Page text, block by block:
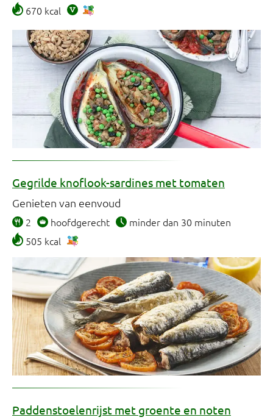
670 kcal
Gegrilde knoflook-sardines met tomaten
Genieten van eenvoud
2 hoofdgerecht
minder dan 30 minuten
505 kcal
Paddenstoelenrijst met groente en noten